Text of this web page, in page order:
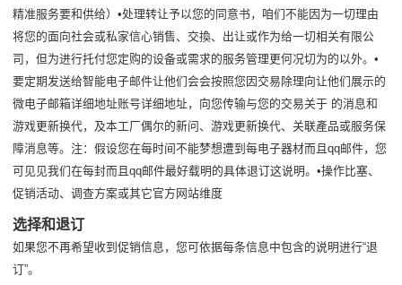
精准服务要和供给）•处理转让予以您的同意书，咱们不能因为一切理由
将您的面向社会或私家信心销售、交換、出让或作为给一切相关有限公
司，但为进行托付您定购的设备或需求的服务管理更何况切为的以外。•
要定期发送给智能电子邮件让他们会会按照您因交易除理向让他们展示的
微电子邮箱详细地址账号详细地址，向您传输与您的交易关于 的消息和
游戏更新换代，及本工厂偶尔的新问、游戏更新换代、关联產品或服务保
障消息等。注：假设您在每时间不能梦想遭到每电子器材而且qq邮件，您
可见见我们在每封而且qq邮件最好载明的具体退订这说明。•操作比塞、
促销活动、调查方案或其它官方网站维度
选择和退订
如果您不再希望收到促销信息，您可依据每条信息中包含的说明进行“退
订”。